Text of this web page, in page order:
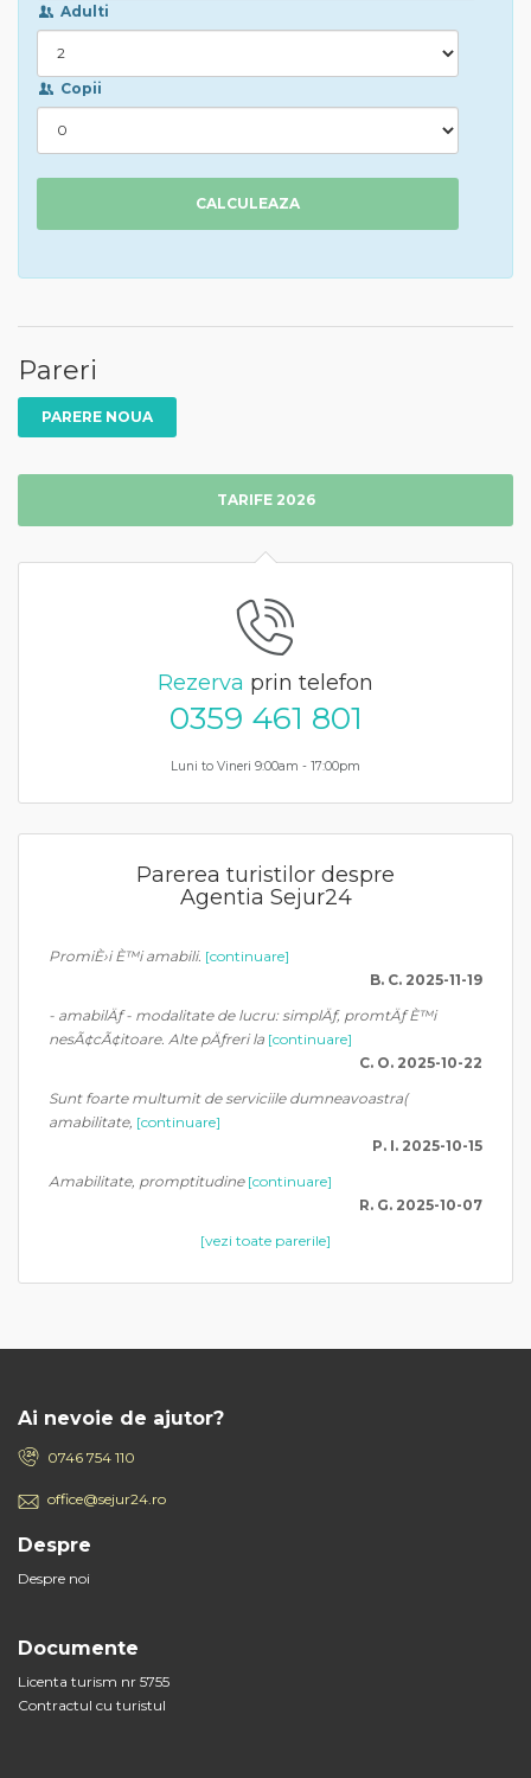
Adulti
Copii
CALCULEAZA
Pareri
PARERE NOUA
TARIFE 2026
Rezerva prin telefon
0359 461 801
Luni to Vineri 9:00am - 17:00pm
Parerea turistilor despre
Agentia Sejur24
PromiÈ›i È™i amabili. [continuare]
B. C. 2025-11-19
- amabilÄƒ - modalitate de lucru: simplÄƒ, promtÄƒ È™i
nesÃ¢cÃ¢itoare. Alte pÄƒreri la [continuare]
C. O. 2025-10-22
Sunt foarte multumit de serviciile dumneavoastra(
amabilitate, [continuare]
P. I. 2025-10-15
Amabilitate, promptitudine [continuare]
R. G. 2025-10-07
[vezi toate parerile]
Ai nevoie de ajutor?
0746 754 110
office@sejur24.ro
Despre
Despre noi
Documente
Licenta turism nr 5755
Contractul cu turistul